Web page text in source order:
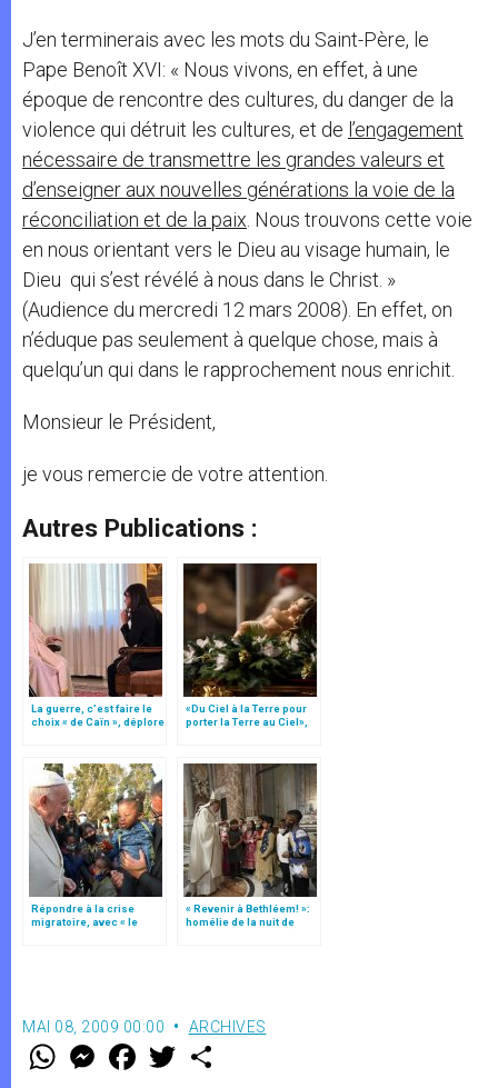
J’en terminerais avec les mots du Saint-Père, le
Pape Benoît XVI: « Nous vivons, en effet, à une
époque de rencontre des cultures, du danger de la
violence qui détruit les cultures, et de l’engagement
nécessaire de transmettre les grandes valeurs et
d’enseigner aux nouvelles générations la voie de la
réconciliation et de la paix . Nous trouvons cette voie
en nous orientant vers le Dieu au visage humain, le
Dieu qui s’est révélé à nous dans le Christ. »
(Audience du mercredi 12 mars 2008). En effet, on
n’éduque pas seulement à quelque chose, mais à
quelqu’un qui dans le rapprochement nous enrichit.
Monsieur le Président,
je vous remercie de votre attention.
Autres Publications :
La guerre, c’est faire le
choix « de Caïn », déplore
«Du Ciel à la Terre pour
porter la Terre au Ciel»,
Répondre à la crise
migratoire, avec « le
« Revenir à Bethléem! »:
homélie de la nuit de
Noël (texte complet)
MAI 08, 2009 00:00 ARCHIVES
W M
e
F
a w